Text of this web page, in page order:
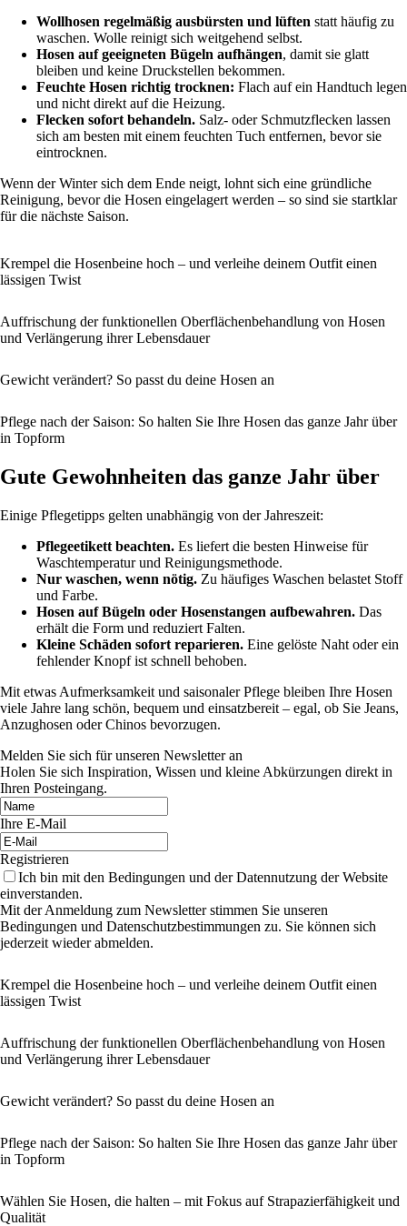
Wollhosen regelmäßig ausbürsten und lüften statt häufig zu
waschen. Wolle reinigt sich weitgehend selbst.
Hosen auf geeigneten Bügeln aufhängen, damit sie glatt
bleiben und keine Druckstellen bekommen.
Feuchte Hosen richtig trocknen: Flach auf ein Handtuch legen
und nicht direkt auf die Heizung.
Flecken sofort behandeln. Salz- oder Schmutzflecken lassen
sich am besten mit einem feuchten Tuch entfernen, bevor sie
eintrocknen.
Wenn der Winter sich dem Ende neigt, lohnt sich eine gründliche
Reinigung, bevor die Hosen eingelagert werden – so sind sie startklar
für die nächste Saison.
Krempel die Hosenbeine hoch – und verleihe deinem Outfit einen
lässigen Twist
Auffrischung der funktionellen Oberflächenbehandlung von Hosen
und Verlängerung ihrer Lebensdauer
Gewicht verändert? So passt du deine Hosen an
Pflege nach der Saison: So halten Sie Ihre Hosen das ganze Jahr über
in Topform
Gute Gewohnheiten das ganze Jahr über
Einige Pflegetipps gelten unabhängig von der Jahreszeit:
Pflegeetikett beachten. Es liefert die besten Hinweise für
Waschtemperatur und Reinigungsmethode.
Nur waschen, wenn nötig. Zu häufiges Waschen belastet Stoff
und Farbe.
Hosen auf Bügeln oder Hosenstangen aufbewahren. Das
erhält die Form und reduziert Falten.
Kleine Schäden sofort reparieren. Eine gelöste Naht oder ein
fehlender Knopf ist schnell behoben.
Mit etwas Aufmerksamkeit und saisonaler Pflege bleiben Ihre Hosen
viele Jahre lang schön, bequem und einsatzbereit – egal, ob Sie Jeans,
Anzughosen oder Chinos bevorzugen.
Melden Sie sich für unseren Newsletter an
Holen Sie sich Inspiration, Wissen und kleine Abkürzungen direkt in
Ihren Posteingang.
Ihre E-Mail
Registrieren
Ich bin mit den Bedingungen und der Datennutzung der Website
einverstanden.
Mit der Anmeldung zum Newsletter stimmen Sie unseren
Bedingungen und Datenschutzbestimmungen zu. Sie können sich
jederzeit wieder abmelden.
Krempel die Hosenbeine hoch – und verleihe deinem Outfit einen
lässigen Twist
Auffrischung der funktionellen Oberflächenbehandlung von Hosen
und Verlängerung ihrer Lebensdauer
Gewicht verändert? So passt du deine Hosen an
Pflege nach der Saison: So halten Sie Ihre Hosen das ganze Jahr über
in Topform
Wählen Sie Hosen, die halten – mit Fokus auf Strapazierfähigkeit und
Qualität